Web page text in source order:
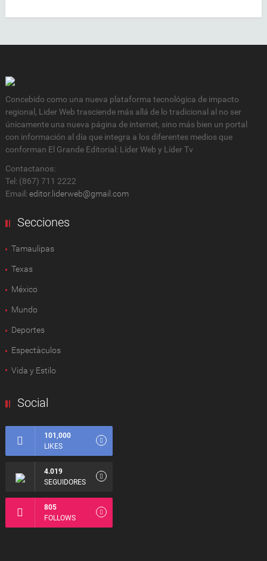
Concebido como una nueva plataforma tecnológica de impacto
regional, Lider Web trasciende más allá de lo tradicional al no ser
únicamente una nueva página de internet, sino más bien un portal
con información al día que integra a los diferentes medios que
conforman El Grande Editorial: Líder Web y Líder Tv
Contactanos:
Tel: (867) 711 2222
Email: editor.liderweb@gmail.com
Secciones
Tamaulipas
Texas
México
Mundo
Deportes
Espectàculos
Vida y Estilo
Social
101,000
LIKES
4.019
SEGUIDORES
805
FOLLOWS